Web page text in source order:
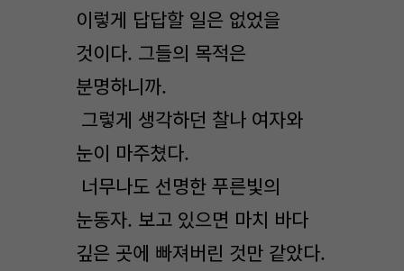
이렇게 답답할 일은 없었을
것이다. 그들의 목적은
분명하니까.
그렇게 생각하던 찰나 여자와
눈이 마주쳤다.
너무나도 선명한 푸른빛의
눈동자. 보고 있으면 마치 바다
깊은 곳에 빠져버린 것만 같았다.